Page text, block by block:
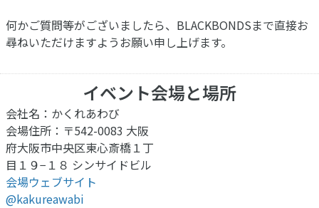
何かご質問等がございましたら、BLACKBONDSまで直接お
尋ねいただけますようお願い申し上げます。
イベント会場と場所
会社名：かくれあわび
会場住所：〒542-0083 大阪
府大阪市中央区東心斎橋１丁
目１９−１８ シンサイドビル
会場ウェブサイト
@kakureawabi